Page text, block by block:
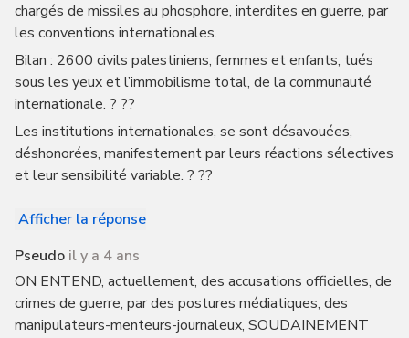
chargés de missiles au phosphore, interdites en guerre, par
les conventions internationales.
Bilan : 2600 civils palestiniens, femmes et enfants, tués
sous les yeux et l’immobilisme total, de la communauté
internationale. ? ??
Les institutions internationales, se sont désavouées,
déshonorées, manifestement par leurs réactions sélectives
et leur sensibilité variable. ? ??
Afficher la réponse
Pseudo il y a 4 ans
ON ENTEND, actuellement, des accusations officielles, de
crimes de guerre, par des postures médiatiques, des
manipulateurs-menteurs-journaleux, SOUDAINEMENT